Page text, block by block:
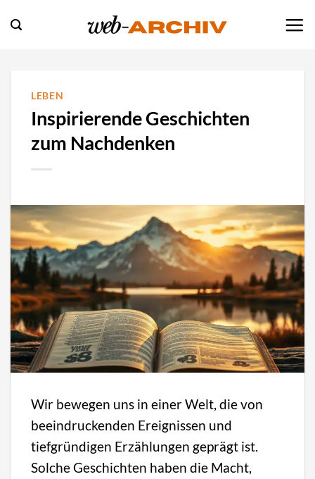
Inhalt
LEBEN
Inspirierende Geschichten
zum Nachdenken
Wir bewegen uns in einer Welt, die von
beeindruckenden Ereignissen und
tiefgründigen Erzählungen geprägt ist.
Solche Geschichten haben die Macht,